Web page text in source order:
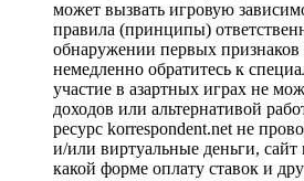
может вызвать игровую
правила (принципы)
обнаружении первых признаков
немедленно обратитесь к
участие в азартных играх не
доходов или альтернативой
ресурс korrespondent.net не
и/или виртуальные деньги,
какой форме оплату ставок и